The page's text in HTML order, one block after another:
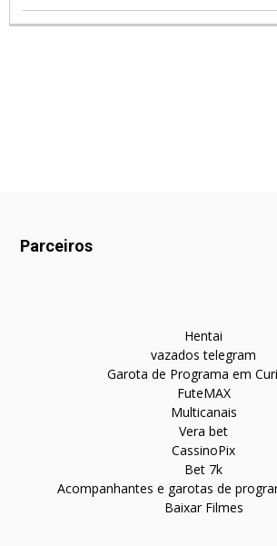
Parceiros
Hentai
vazados telegram
Garota de Programa em
FuteMAX
Multicanais
Vera bet
CassinoPix
Bet 7k
Acompanhantes e garotas de
Baixar Filmes